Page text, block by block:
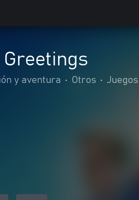
Greetings
y aventura • Otros •